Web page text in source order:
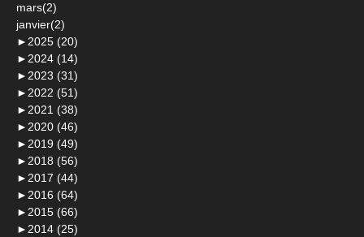
mars(2)
janvier(2)
► 2025 (20)
► 2024 (14)
► 2023 (31)
► 2022 (51)
► 2021 (38)
► 2020 (46)
► 2019 (49)
► 2018 (56)
► 2017 (44)
► 2016 (64)
► 2015 (66)
► 2014 (25)